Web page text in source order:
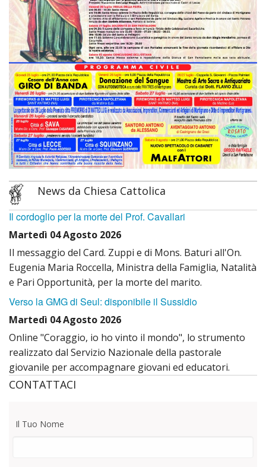
Santo
del
Santo
INNO
al
Santo
delle
San
del
News da Chiesa Cattolica
Il cordoglio per la morte del Prof. Cavallari
Martedì 04 Agosto 2026
Il messaggio del Card. Zuppi e di Mons. Baturi all'On.
Eugenia Maria Roccella, Ministra della Famiglia, Natalità
e Pari Opportunità, per la morte del marito.
Verso la GMG di Seul: disponibile il Sussidio
Martedì 04 Agosto 2026
Online "Coraggio, io ho vinto il mondo", lo strumento
realizzato dal Servizio Nazionale della pastorale
giovanile per accompagnare giovani ed educatori.
CONTATTACI
Il Tuo Nome